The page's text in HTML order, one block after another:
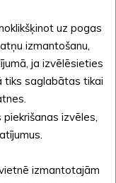
2019. gada 30. uz
vienu stundu uz
nakts autobusiem
Nr.7906 Rīga–
tiks uzsākts
uz pogas
izmantošanu,
ja izvēlēsieties
tiks saglabātas tikai
izvēles,
izmantotajām